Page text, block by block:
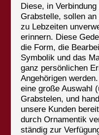
Diese, in
Grabstelle, sollen
zu Lebzeiten
erinnern. Diese
die Form, die
Symbolik und das
ganz persönlichen
Angehörigen
eine große Auswahl
Grabstelen, und
unsere Kunden
durch Ornamentik
ständig zur